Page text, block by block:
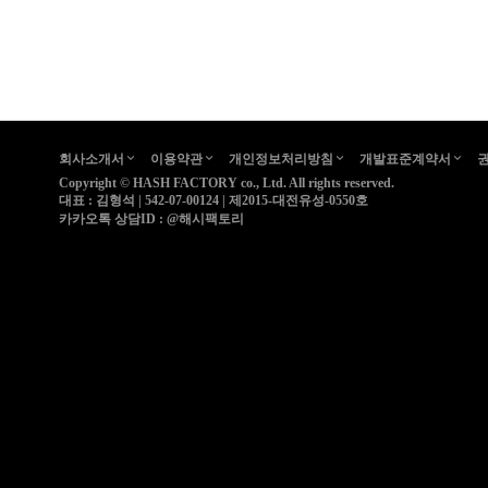
회사소개서 이용약관 개인정보처리방침 개발표준계약서
Copyright © HASH FACTORY co., Ltd.All rights reserved.
대표 : 김형석 | 542-07-00124 | 제2015-대전유성-0550호
카카오톡 상담ID : @해시팩토리